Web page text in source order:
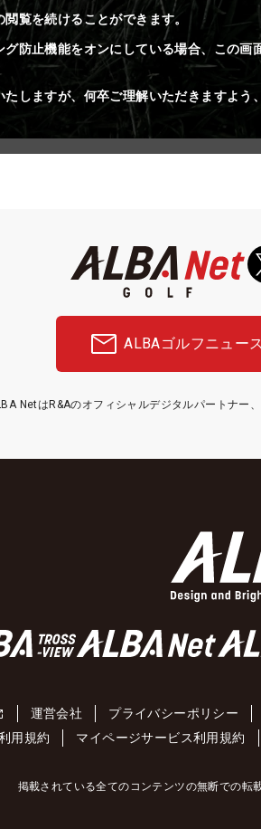
覧を続けることができます。
防止機能をオンにしている場合、この画
しますが、何卒ご理解いただきますよう
ALBAゴルフニュース
NetはR&Aのオフィシャルデジタルパートナー
運営会社 プライバシーポリシー
用規約
マイページサービス利用規約
掲載されている全てのコンテンツの無断での